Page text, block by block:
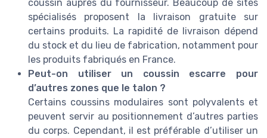
coussin auprès du fournisseur. Beaucoup de sites
spécialisés proposent la livraison gratuite sur
certains produits. La rapidité de livraison dépend
du stock et du lieu de fabrication, notamment pour
les produits fabriqués en France.
Peut-on utiliser un coussin escarre pour
d’autres zones que le talon ?
Certains coussins modulaires sont polyvalents et
peuvent servir au positionnement d’autres parties
du corps. Cependant, il est préférable d’utiliser un